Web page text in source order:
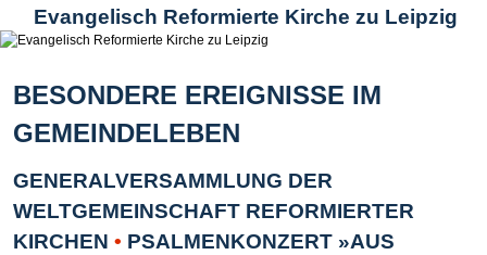
Evangelisch Reformierte Kirche zu Leipzig
BESONDERE EREIGNISSE IM
GEMEINDELEBEN
GENERALVERSAMMLUNG DER
WELTGEMEINSCHAFT REFORMIERTER
KIRCHEN • PSALMENKONZERT »AUS